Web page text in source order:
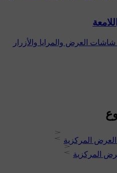
العرض والمرايا والأزرار
المركزية
المركزية